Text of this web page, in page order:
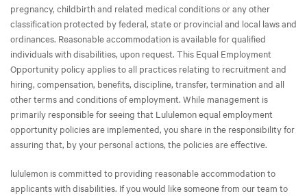
pregnancy, childbirth and related medical conditions or any other
classification protected by federal, state or provincial and local laws and
ordinances. Reasonable accommodation is available for qualified
individuals with disabilities, upon request. This Equal Employment
Opportunity policy applies to all practices relating to recruitment and
hiring, compensation, benefits, discipline, transfer, termination and all
other terms and conditions of employment. While management is
primarily responsible for seeing that Lululemon equal employment
opportunity policies are implemented, you share in the responsibility for
assuring that, by your personal actions, the policies are effective.
lululemon is committed to providing reasonable accommodation to
applicants with disabilities. If you would like someone from our team to